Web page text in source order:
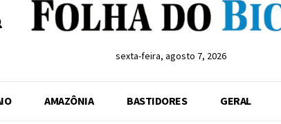
sexta-feira, agosto 7, 2026
AMAZÔNIA BASTIDORES GERAL